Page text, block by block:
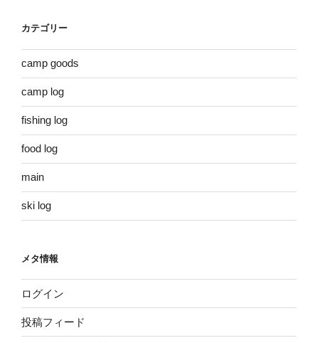
カテゴリー
camp goods
camp log
fishing log
food log
main
ski log
メタ情報
ログイン
投稿フィード